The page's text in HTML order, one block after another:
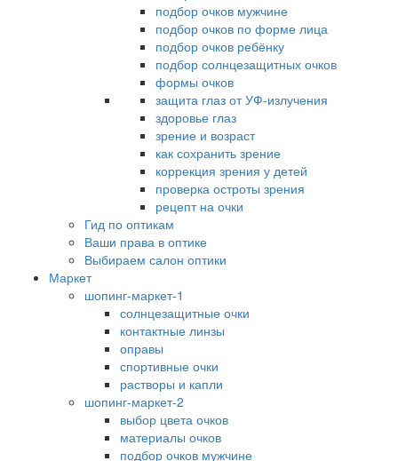
подбор очков мужчине
подбор очков по форме лица
подбор очков ребёнку
подбор солнцезащитных очков
формы очков
защита глаз от УФ-излучения
здоровье глаз
зрение и возраст
как сохранить зрение
коррекция зрения у детей
проверка остроты зрения
рецепт на очки
Гид по оптикам
Ваши права в оптике
Выбираем салон оптики
Маркет
шопинг-маркет-1
солнцезащитные очки
контактные линзы
оправы
спортивные очки
растворы и капли
шопинг-маркет-2
выбор цвета очков
материалы очков
подбор очков мужчине